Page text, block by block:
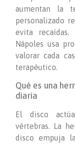
aumentan la
personalizado
evita
Nápoles usa
valorar cada
terapéutico.
Qué es una
diaria
El disco
vértebras. La
disco empuja